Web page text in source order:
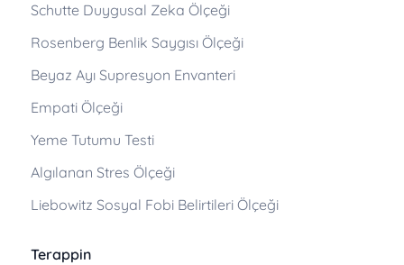
Terappin
Schutte Duygusal Zeka Ölçeği
Rosenberg Benlik Saygısı Ölçeği
Beyaz Ayı Supresyon Envanteri
Empati Ölçeği
Yeme Tutumu Testi
Algılanan Stres Ölçeği
Liebowitz Sosyal Fobi Belirtileri Ölçeği